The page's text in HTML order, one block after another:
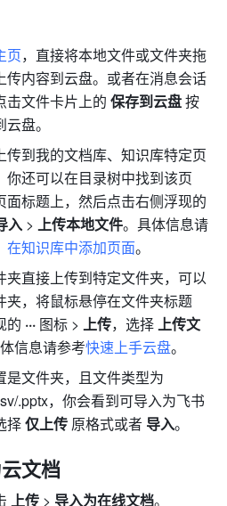
页，直接将本地文件或文件夹拖
传内容到云盘。或者在消息会话
击文件卡片上的 保存到云盘 按
盘。
传到我的文档库、知识库特定页
你还可以在目录树中找到该页
入 > 上传本地文件。具体信息请
在知识库中添加页面。
夹直接上传到特定文件夹，可以
夹，将鼠标悬停在文件夹标题
的 ··· 图标 > 上传，选择 上传文
信息请参考快速上手云盘。
文件夹，且文件类型为
.pptx，你会看到可导入为飞书
择 仅上传 原格式或者 导入。
文档
上传 > 导入为在线文档。